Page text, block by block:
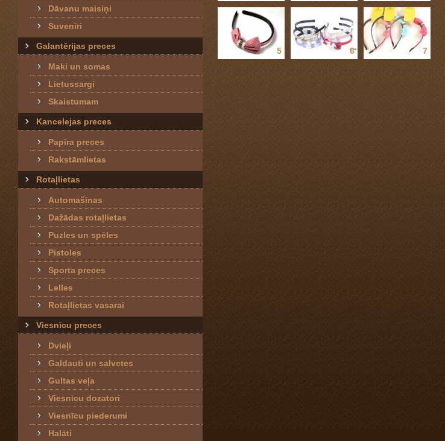
Dāvanu maisiņi
Suvenīri
Galantērijas preces
Maki un somas
Lietussargi
Skaistumam
Kancelejas preces
Papīra preces
Rakstāmlietas
Rotaļlietas
Automašīnas
Dažādas rotaļlietas
Puzles un spēles
Pistoles
Sporta preces
Lelles
Rotaļlietas vasarai
Viesnīcu preces
Dvieļi
Galdauti un salvetes
Gultas veļa
Viesnīcu dozatori
Viesnīcu piederumi
Halāti
5 6 7